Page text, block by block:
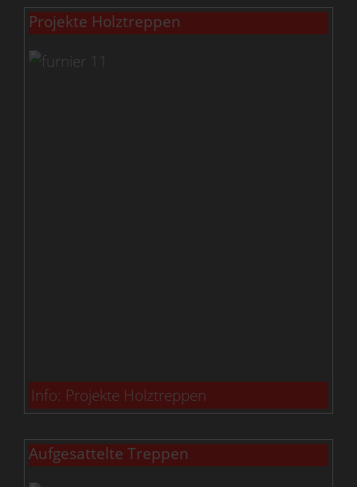
Projekte Holztreppen
Info: Projekte Holztreppen
Aufgesattelte Treppen